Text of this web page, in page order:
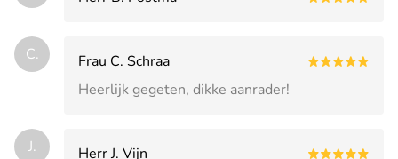
C.
Frau C. Schraa
Heerlijk gegeten, dikke aanrader!
J.
Herr J. Vijn